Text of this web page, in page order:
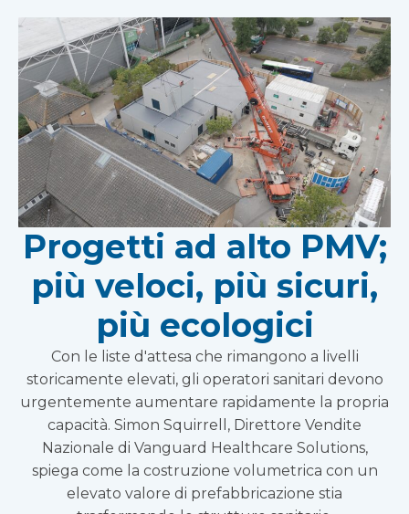
Progetti ad alto PMV;
più veloci, più sicuri,
più ecologici
Con le liste d'attesa che rimangono a livelli
storicamente elevati, gli operatori sanitari devono
urgentemente aumentare rapidamente la propria
capacità. Simon Squirrell, Direttore Vendite
Nazionale di Vanguard Healthcare Solutions,
spiega come la costruzione volumetrica con un
elevato valore di prefabbricazione stia